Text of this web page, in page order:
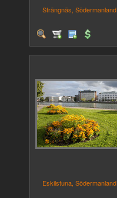
Strängnäs, Södermanland
Eskilstuna, Södermanland